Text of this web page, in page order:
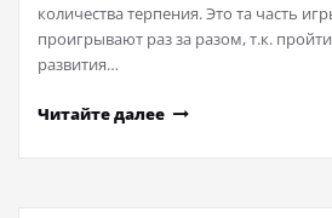
количества терпения. Это та часть
проигрывают раз за разом, т.к.
развития…
Читайте далее